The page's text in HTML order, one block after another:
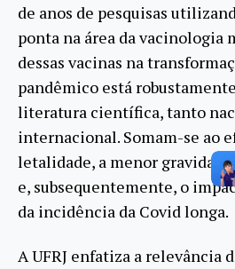
de anos de pesquisas
ponta na área da vacinologia
dessas vacinas na
pandêmico está
literatura científica, tanto
internacional. Somam-se ao
letalidade, a menor gravidade
e, subsequentemente, o
da incidência da Covid longa.
A UFRJ enfatiza a relevância